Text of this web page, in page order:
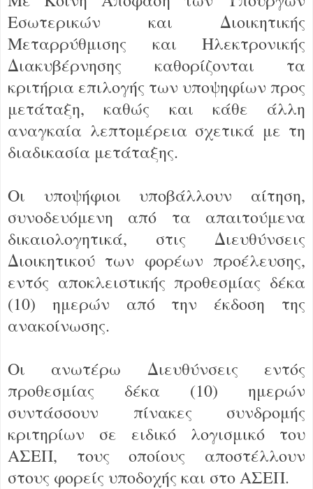
Εσωτερικών και Διοικητικής
Μεταρρύθμισης και Ηλεκτρονικής
Διακυβέρνησης καθορίζονται τα
κριτήρια επιλογής των υποψηφίων προς
μετάταξη, καθώς και κάθε άλλη
αναγκαία λεπτομέρεια σχετικά με τη
διαδικασία μετάταξης.
Οι υποψήφιοι υποβάλλουν αίτηση,
συνοδευόμενη από τα απαιτούμενα
δικαιολογητικά, στις Διευθύνσεις
Διοικητικού των φορέων προέλευσης,
εντός αποκλειστικής προθεσμίας δέκα
(10) ημερών από την έκδοση της
ανακοίνωσης.
Οι ανωτέρω Διευθύνσεις εντός
προθεσμίας δέκα (10) ημερών
συντάσσουν πίνακες συνδρομής
κριτηρίων σε ειδικό λογισμικό του
ΑΣΕΠ, τους οποίους αποστέλλουν
στους φορείς υποδοχής και στο ΑΣΕΠ.